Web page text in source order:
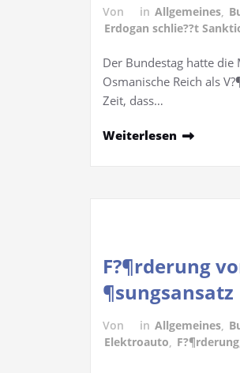
Von in Allgemeines,
Erdogan schlie??t
Der Bundestag hatte die
Osmanische Reich als
Zeit, dass…
Weiterlesen
F?¶rderung
¶sungsansatz
Von in Allgemeines,
Elektroauto, F?¶rderung